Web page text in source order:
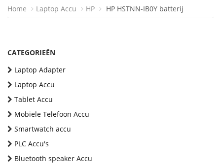
Home Laptop Accu HP HP HSTNN-IB0Y batterij
CATEGORIEËN
Laptop Adapter
Laptop Accu
Tablet Accu
Mobiele Telefoon Accu
Smartwatch accu
PLC Accu's
Bluetooth speaker Accu